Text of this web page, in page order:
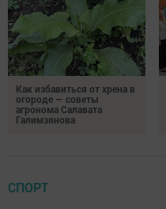
Как избавиться от хрена в
огороде — советы
агронома Салавата
Галимзянова
СПОРТ